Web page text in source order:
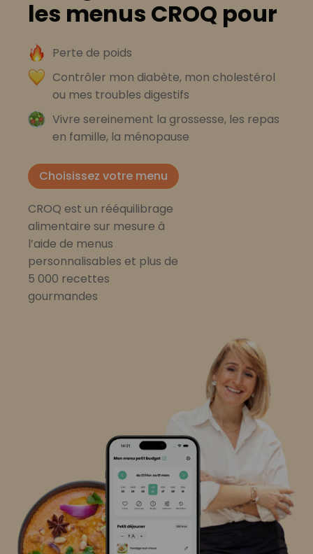
les menus CROQ pour
Perte de poids
Contrôler mon diabète, mon cholestérol
ou mes troubles digestifs
Vivre sereinement la grossesse, les repas
en famille, la ménopause
Choisissez votre menu
CROQ est un rééquilibrage
alimentaire sur mesure à
l’aide de menus
personnalisables et plus de
5 000 recettes
gourmandes